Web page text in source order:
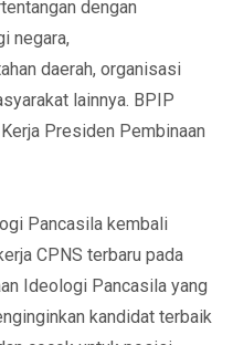
dengan
negara,
daerah, organisasi
lainnya. BPIP
Presiden Pembinaan
Pancasila kembali
CPNS terbaru pada
Ideologi Pancasila yang
kandidat terbaik